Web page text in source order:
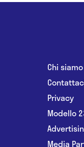
Chi siamo
Privacy
Modello
Media